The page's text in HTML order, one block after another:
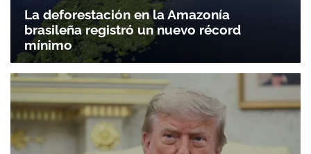
La deforestación en la Amazonía
brasileña registró un nuevo récord
mínimo